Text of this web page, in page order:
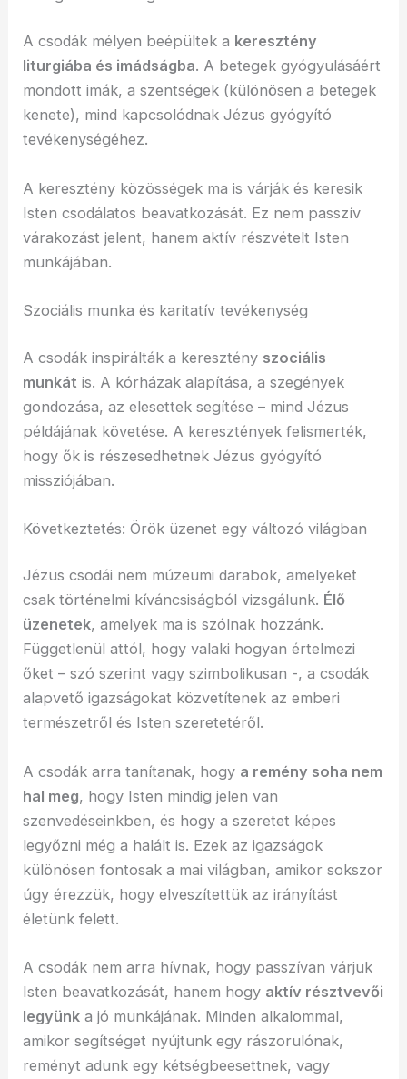
A csodák mélyen beépültek a keresztény
liturgiába és imádságba. A betegek gyógyulásáért
mondott imák, a szentségek (különösen a betegek
kenete), mind kapcsolódnak Jézus gyógyító
tevékenységéhez.
A keresztény közösségek ma is várják és keresik
Isten csodálatos beavatkozását. Ez nem passzív
várakozást jelent, hanem aktív részvételt Isten
munkájában.
Szociális munka és karitatív tevékenység
A csodák inspirálták a keresztény szociális
munkát is. A kórházak alapítása, a szegények
gondozása, az elesettek segítése – mind Jézus
példájának követése. A keresztények felismerték,
hogy ők is részesedhetnek Jézus gyógyító
missziójában.
Következtetés: Örök üzenet egy változó világban
Jézus csodái nem múzeumi darabok, amelyeket
csak történelmi kíváncsiságból vizsgálunk. Élő
üzenetek, amelyek ma is szólnak hozzánk.
Függetlenül attól, hogy valaki hogyan értelmezi
őket – szó szerint vagy szimbolikusan -, a csodák
alapvető igazságokat közvetítenek az emberi
természetről és Isten szeretetéről.
A csodák arra tanítanak, hogy a remény soha nem
hal meg, hogy Isten mindig jelen van
szenvedéseinkben, és hogy a szeretet képes
legyőzni még a halált is. Ezek az igazságok
különösen fontosak a mai világban, amikor sokszor
úgy érezzük, hogy elveszítettük az irányítást
életünk felett.
A csodák nem arra hívnak, hogy passzívan várjuk
Isten beavatkozását, hanem hogy aktív résztvevői
legyünk a jó munkájának. Minden alkalommal,
amikor segítséget nyújtunk egy rászorulónak,
reményt adunk egy kétségbeesettnek, vagy